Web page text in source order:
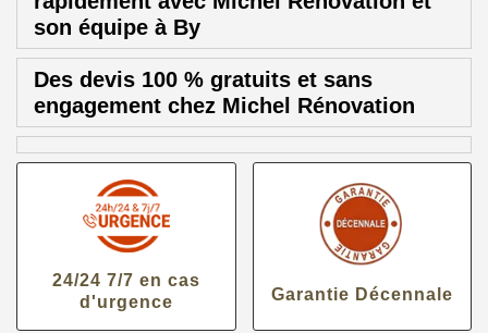
son équipe à By
Des devis 100 % gratuits et sans
engagement chez Michel Rénovation
24/24 7/7 en cas
d'urgence
Garantie Décennale